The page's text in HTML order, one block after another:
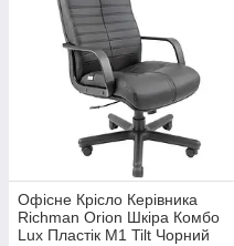
Офісне Крісло Керівника
Richman Orion Шкіра Комбо
Lux Пластік М1 Tilt Чорний